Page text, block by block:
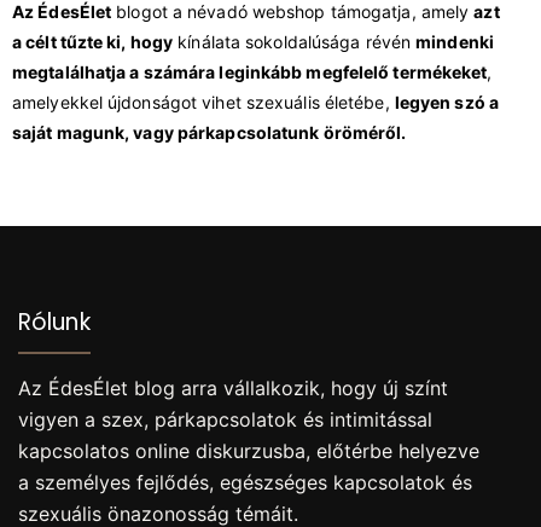
Az ÉdesÉlet blogot a névadó webshop támogatja, amelyazt
a célt tűzte ki, hogy kínálata sokoldalúsága révénmindenki
megtalálhatja a számára leginkább megfelelő termékeket,
amelyekkel újdonságot vihet szexuális életébe, legyen szó a
saját magunk, vagy párkapcsolatunk öröméről.
Rólunk
Az ÉdesÉlet blog arra vállalkozik, hogy új színt
vigyen a szex, párkapcsolatok és intimitással
kapcsolatos online diskurzusba, előtérbe helyezve
a személyes fejlődés, egészséges kapcsolatok és
szexuális önazonosság témáit.